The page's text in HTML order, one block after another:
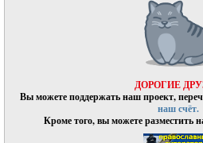
ДОРОГИЕ
Вы можете поддержать наш проект,
наш счёт.
Кроме того, вы можете разместить